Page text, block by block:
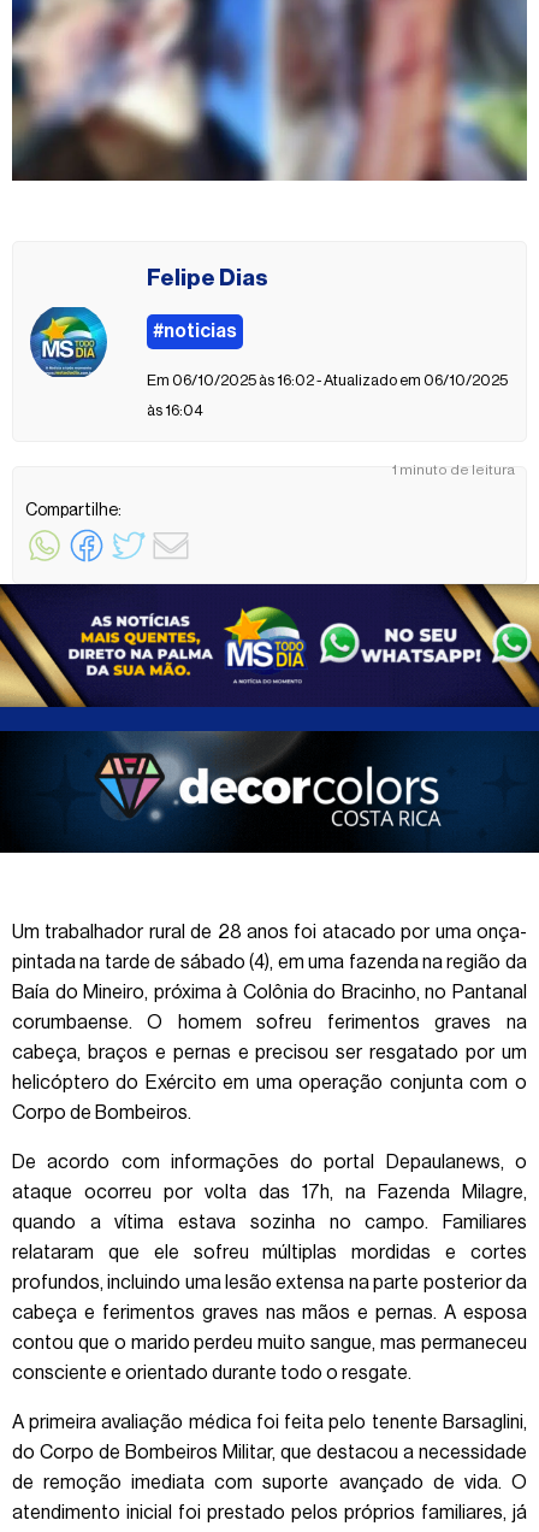
1 minuto de leitura
Felipe Dias
#noticias
Em 06/10/2025 às 16:02 - Atualizado em 06/10/2025
às 16:04
Compartilhe:
Um trabalhador rural de 28 anos foi atacado por uma onça-
pintada na tarde de sábado (4), em uma fazenda na região da
Baía do Mineiro, próxima à Colônia do Bracinho, no Pantanal
corumbaense. O homem sofreu ferimentos graves na
cabeça, braços e pernas e precisou ser resgatado por um
helicóptero do Exército em uma operação conjunta com o
Corpo de Bombeiros.
De acordo com informações do portal Depaulanews, o
ataque ocorreu por volta das 17h, na Fazenda Milagre,
quando a vítima estava sozinha no campo. Familiares
relataram que ele sofreu múltiplas mordidas e cortes
profundos, incluindo uma lesão extensa na parte posterior da
cabeça e ferimentos graves nas mãos e pernas. A esposa
contou que o marido perdeu muito sangue, mas permaneceu
consciente e orientado durante todo o resgate.
A primeira avaliação médica foi feita pelo tenente Barsaglini,
do Corpo de Bombeiros Militar, que destacou a necessidade
de remoção imediata com suporte avançado de vida. O
atendimento inicial foi prestado pelos próprios familiares, já